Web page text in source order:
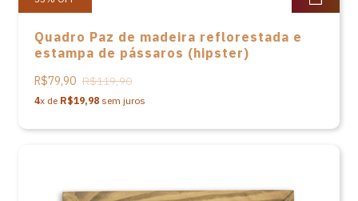
Quadro Paz de madeira reflorestada e
estampa de pássaros (hipster)
R$79,90 R$119,90
4x de R$19,98 sem juros